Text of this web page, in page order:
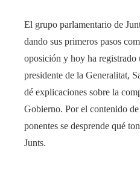
El grupo parlamentario de
dando sus primeros pasos
oposición y hoy ha registrado
presidente de la Generalitat,
dé explicaciones sobre la
Gobierno. Por el contenido
ponentes se desprende qué
Junts.